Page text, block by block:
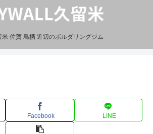
米 佐賀 鳥栖 近辺のボルダリングジム
Facebook LINE